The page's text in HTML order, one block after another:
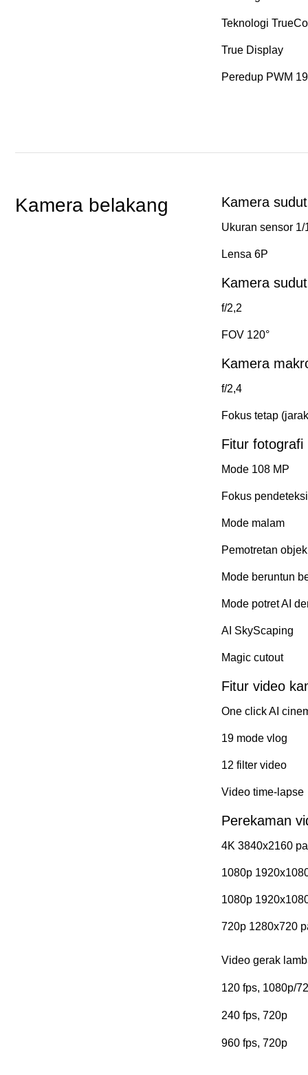
Teknologi
True Display
Peredup PWM
Kamera belakang Kamera
Ukuran sensor 1/
Lensa 6P
Kamera
f/2,2
FOV 120°
Kamera
f/2,4
Fokus tetap
Fitur fotografi
Mode 108 MP
Fokus
Mode malam
Pemotretan
Mode beruntun
Mode potret AI
AI SkyScaping
Magic cutout
Fitur video
One click AI
19 mode vlog
12 filter video
Video time-lapse
Perekaman
4K 3840x2160
1080p
1080p
720p 1280x720
Video gerak
120 fps, 1080p/
240 fps, 720p
960 fps, 720p